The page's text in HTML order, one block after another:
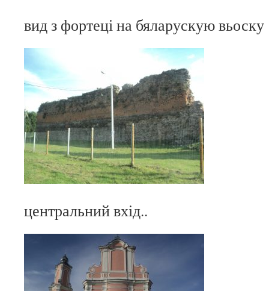
вид з фортеці на бяларускую вьоску
центральний вхід..